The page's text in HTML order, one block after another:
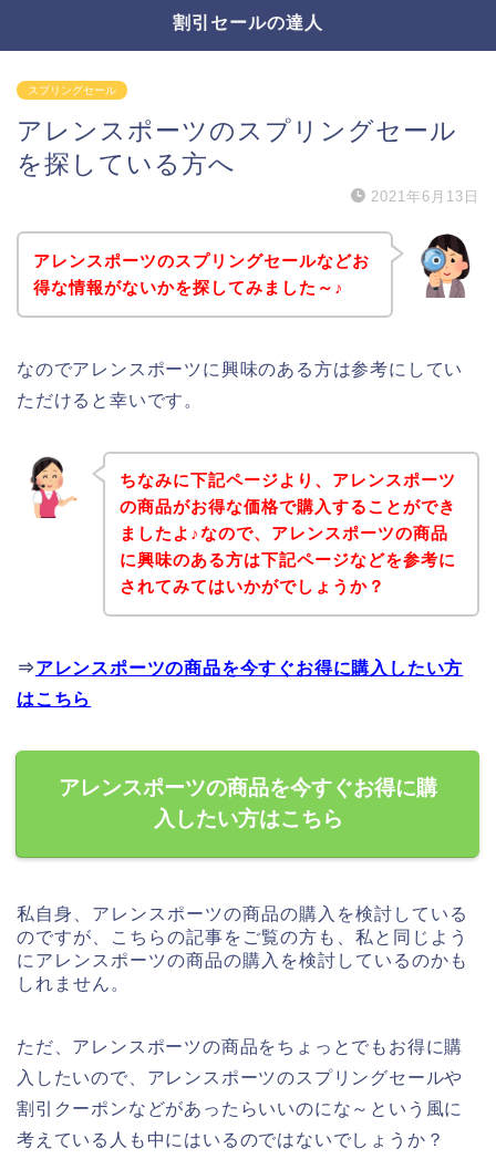
割引セールの達人
スプリングセール
アレンスポーツのスプリングセール
を探している方へ
2021年6月13日
アレンスポーツのスプリングセールなどお
得な情報がないかを探してみました～♪
なのでアレンスポーツに興味のある方は参考にしてい
ただけると幸いです。
ちなみに下記ページより、アレンスポーツ
の商品がお得な価格で購入することができ
ましたよ♪なので、アレンスポーツの商品
に興味のある方は下記ページなどを参考に
されてみてはいかがでしょうか？
⇒アレンスポーツの商品を今すぐお得に購入したい方
はこちら
アレンスポーツの商品を今すぐお得に購
入したい方はこちら
私自身、アレンスポーツの商品の購入を検討している
のですが、こちらの記事をご覧の方も、私と同じよう
にアレンスポーツの商品の購入を検討しているのかも
しれません。
ただ、アレンスポーツの商品をちょっとでもお得に購
入したいので、アレンスポーツのスプリングセールや
割引クーポンなどがあったらいいのにな～という風に
考えている人も中にはいるのではないでしょうか？